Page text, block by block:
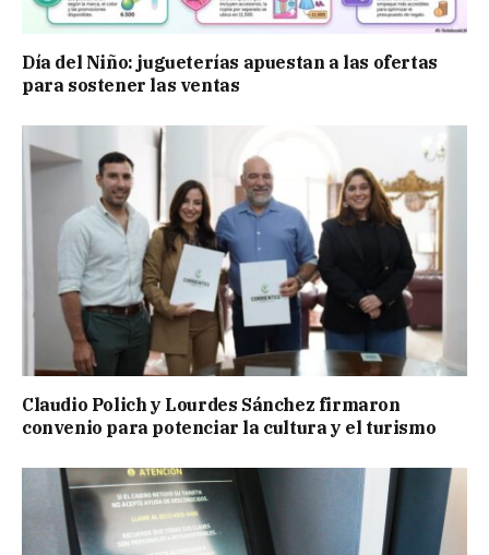
Día del Niño: jugueterías apuestan a las ofertas
para sostener las ventas
Claudio Polich y Lourdes Sánchez firmaron
convenio para potenciar la cultura y el turismo